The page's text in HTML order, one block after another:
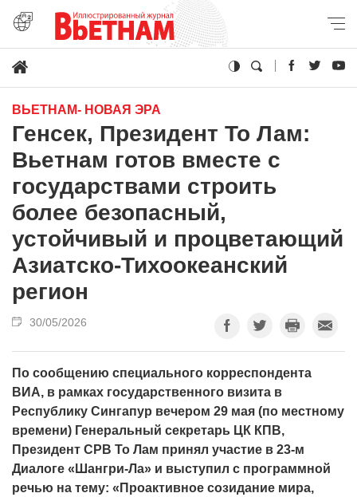
ВЬЕТНАМ- НОВАЯ ЭРА
Генсек, Президент То Лам:
Вьетнам готов вместе с
государствами строить
более безопасный,
устойчивый и процветающий
Азиатско-Тихоокеанский
регион
30/05/2026
По сообщению специального корреспондента
ВИА, в рамках государственного визита в
Республику Сингапур вечером 29 мая (по местному
времени) Генеральный секретарь ЦК КПВ,
Президент СРВ То Лам принял участие в 23-м
Диалоге «Шангри-Ла» и выступил с программной
речью на тему: «Проактивное созидание мира,